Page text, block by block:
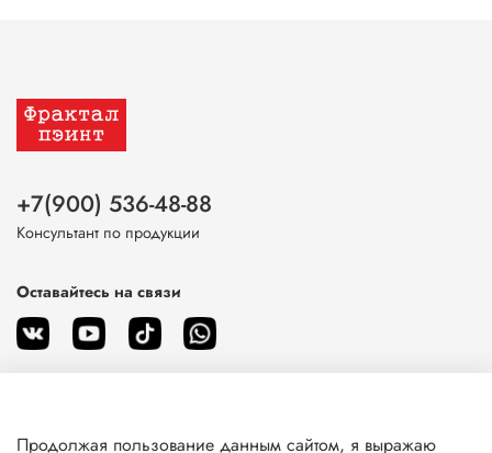
+7(900) 536-48-88
Консультант по продукции
Оставайтесь на связи
Продолжая пользование данным сайтом, я выражаю